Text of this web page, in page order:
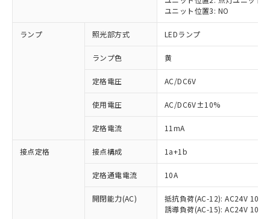
ユニット位置3: NO
ランプ 照光部方式 LEDランプ
ランプ色 黄
定格電圧 AC/DC6V
使用電圧 AC/DC6V±10%
定格電流 11mA
接点定格 接点構成 1a+1b
定格通電電流 10A
開閉能力(AC)
抵抗負荷(AC-12): AC24V 10A/
誘導負荷(AC-15): AC24V
ご利用条件
ご利用ください。
非含有に対応した製品が提供可能な商品で
有に対応した製品に切り替える予定のある
対応予定なし：EU RoHS指令（10物質）の
非含有に非対応の商品で、対応品を出す予
定はありません。
調査・確認中：EU RoHS指令（10物質）の